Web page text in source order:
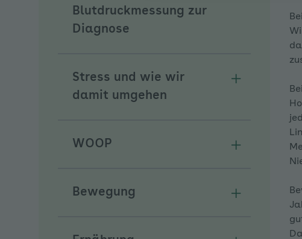
Blutdruckmessung zur
Diagnose
Stress und wie wir
damit umgehen
Untermenü
WOOP
Untermenü
Bewegung
Untermenü